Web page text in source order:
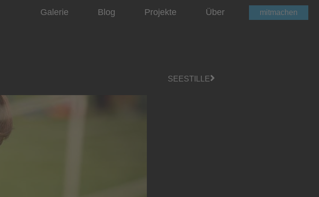
Galerie Blog Projekte Über mitmachen
SEESTILLE